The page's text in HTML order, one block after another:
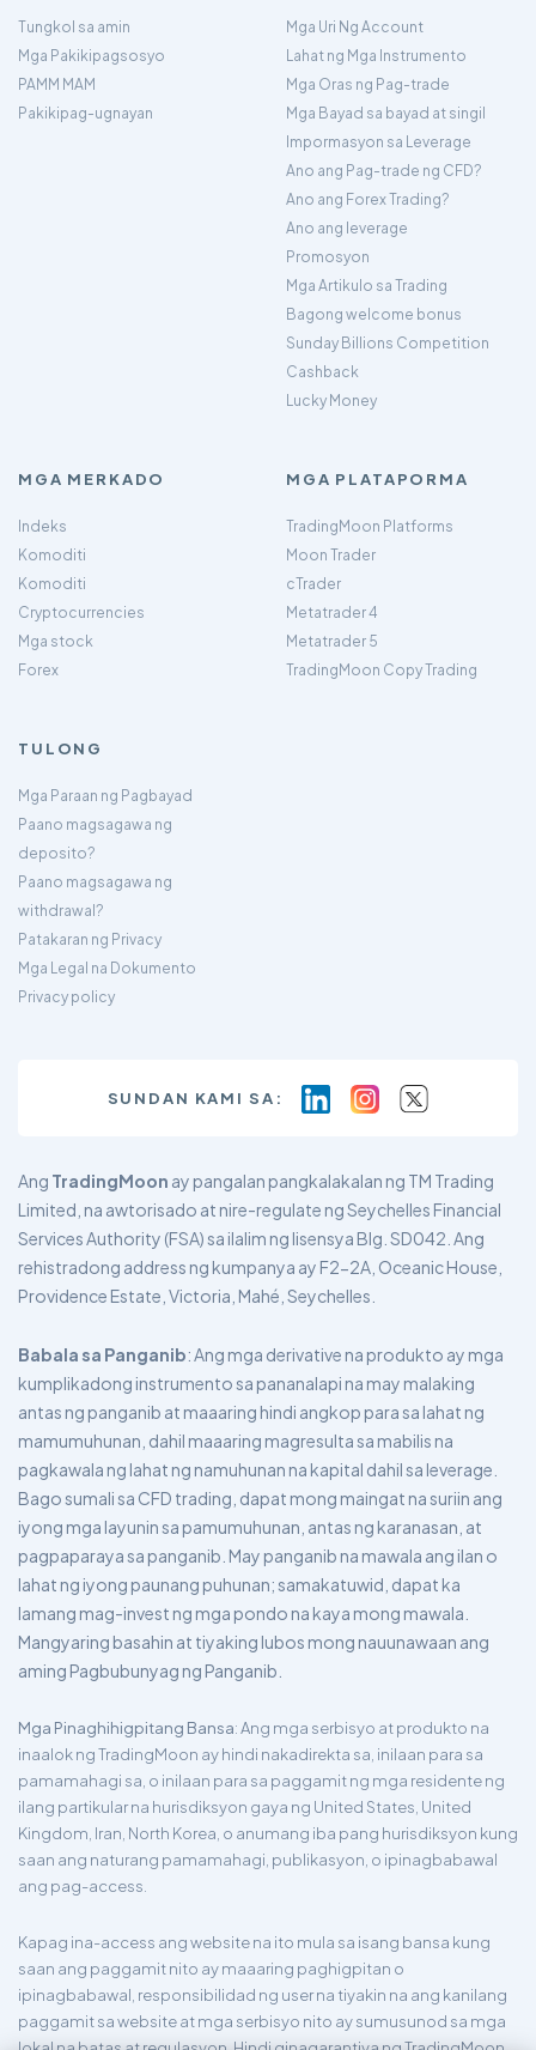
Tungkol sa amin
Mga Pakikipagsosyo
PAMM MAM
Pakikipag-ugnayan
Mga Uri Ng Account
Lahat ng Mga Instrumento
Mga Oras ng Pag-trade
Mga Bayad sa bayad at singil
Impormasyon sa Leverage
Ano ang Pag-trade ng CFD?
Ano ang Forex Trading?
Ano ang leverage
Promosyon
Mga Artikulo sa Trading
Bagong welcome bonus
Sunday Billions Competition
Cashback
Lucky Money
MGA MERKADO
Indeks
Komoditi
Komoditi
Cryptocurrencies
Mga stock
Forex
MGA PLATAPORMA
TradingMoon Platforms
Moon Trader
cTrader
Metatrader 4
Metatrader 5
TradingMoon Copy Trading
TULONG
Mga Paraan ng Pagbayad
Paano magsagawa ng
deposito?
Paano magsagawa ng
withdrawal?
Patakaran ng Privacy
Mga Legal na Dokumento
Privacy policy
SUNDAN KAMI SA:
Ang TradingMoon ay pangalan pangkalakalan ng TM Trading
Limited, na awtorisado at nire-regulate ng Seychelles Financial
Services Authority (FSA) sa ilalim ng lisensya Blg. SD042. Ang
rehistradong address ng kumpanya ay F2-2A, Oceanic House,
Providence Estate, Victoria, Mahé, Seychelles.
Babala sa Panganib: Ang mga derivative na produkto ay mga
kumplikadong instrumento sa pananalapi na may malaking
antas ng panganib at maaaring hindi angkop para sa lahat ng
mamumuhunan, dahil maaaring magresulta sa mabilis na
pagkawala ng lahat ng namuhunan na kapital dahil sa leverage.
Bago sumali sa CFD trading, dapat mong maingat na suriin ang
iyong mga layunin sa pamumuhunan, antas ng karanasan, at
pagpaparaya sa panganib. May panganib na mawala ang ilan o
lahat ng iyong paunang puhunan; samakatuwid, dapat ka
lamang mag-invest ng mga pondo na kaya mong mawala.
Mangyaring basahin at tiyaking lubos mong nauunawaan ang
aming Pagbubunyag ng Panganib.
Mga Pinaghihigpitang Bansa: Ang mga serbisyo at produkto na
inaalok ng TradingMoon ay hindi nakadirekta sa, inilaan para sa
pamamahagi sa, o inilaan para sa paggamit ng mga residente ng
ilang partikular na hurisdiksyon gaya ng United States, United
Kingdom, Iran, North Korea, o anumang iba pang hurisdiksyon kung
saan ang naturang pamamahagi, publikasyon, o ipinagbabawal
ang pag-access.
Kapag ina-access ang website na ito mula sa isang bansa kung
saan ang paggamit nito ay maaaring paghigpitan o
ipinagbabawal, responsibilidad ng user na tiyakin na ang kanilang
paggamit sa website at mga serbisyo nito ay sumusunod sa mga